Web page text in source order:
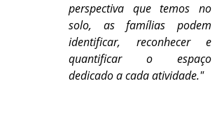
perspectiva que temos no
solo, as famílias podem
identificar, reconhecer e
quantificar o espaço
dedicado a cada atividade."